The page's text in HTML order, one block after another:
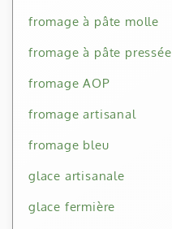
fromage à pâte molle
fromage à pâte pressée
fromage AOP
fromage artisanal
fromage bleu
glace artisanale
glace fermière